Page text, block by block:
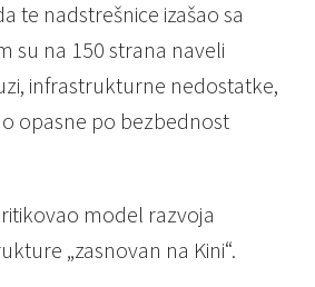
te nadstrešnice izašao sa
su na 150 strana naveli
infrastrukturne nedostatke,
opasne po bezbednost
model razvoja
„zasnovan na Kini“.